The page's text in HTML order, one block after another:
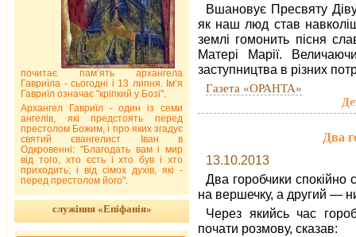
Вшановує Пресвяту
як наш люд став
землі гомонить пісня
Матері Марії.
заступництва в різних
Газета «ОРАНТА»
Два
13.10.2013
Два горобчики спокійно
на вершечку, а другий —
Через якийсь час
почати розмову, сказав:
почитає пам’ять архангела
Гавриїла - сьогодні і 13 липня. Ім’я
Гавриїл означає "кріпкий у Бозі".
Архангел Гавриїл - один із семи
ангелів, які предстоять перед
престолом Божим, і про яких згадує
святий євангелист Іван в
Одкровенні: "Благодать вам і мир
від того, хто єсть і хто був і хто
приходить; і від сімох духів, які -
перед престолом його".
служіння «Епіфанія»